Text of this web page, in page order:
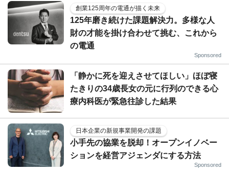
創業125周年の電通が描く未来
125年磨き続けた課題解決力。多様な人
財の才能を掛け合わせて挑む、これから
の電通
Sponsored
「静かに死を迎えさせてほしい」ほぼ寝
たきりの34歳長女の元に行列のできる心
療内科医が緊急往診した結果
日本企業の新規事業開発の課題
小手先の協業を脱却！オープンイノベー
ションを経営アジェンダにする方法
Sponsored